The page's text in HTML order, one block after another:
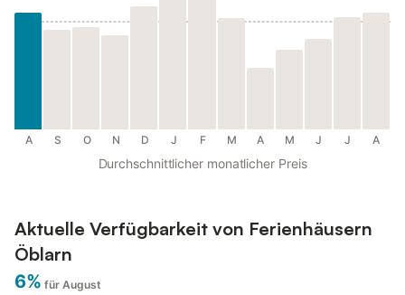
A S O N D J F M A M J J A
Durchschnittlicher monatlicher Preis
Aktuelle Verfügbarkeit von Ferienhäusern
Öblarn
6% für August